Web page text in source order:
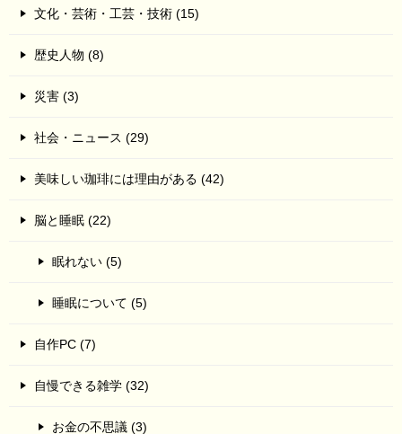
文化・芸術・工芸・技術 (15)
歴史人物 (8)
災害 (3)
社会・ニュース (29)
美味しい珈琲には理由がある (42)
脳と睡眠 (22)
眠れない (5)
睡眠について (5)
自作PC (7)
自慢できる雑学 (32)
お金の不思議 (3)